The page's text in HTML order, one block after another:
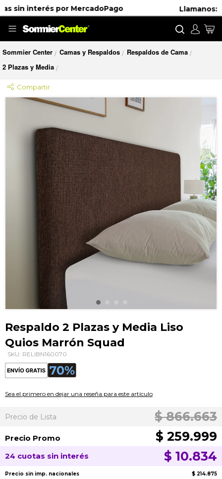
Llamanos: 0800-220-0010 o chateá por
Buscar
Sommier Center / Camas y Respaldos / Respaldos de Cama /
2 Plazas y Media /
Compartir
imágenes
al
comienzo
de
la
galería
de
Respaldo 2 Plazas y Media Liso
Quios Marrón Squad
SKU: RELIBN160070
Sea el primero en dejar una reseña para este artículo
Precio de Lista $ 866.663
Precio Promo $ 259.999
24 cuotas sin interés $ 10.834
Precio sin imp. nacionales $ 214.875